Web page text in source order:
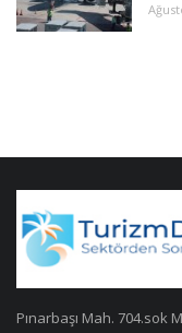
Pınarbaşı Mah. 704.sok